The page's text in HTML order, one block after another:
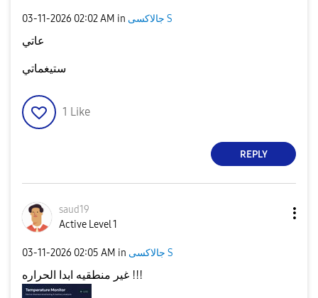
‎03-11-2026 02:02 AM in جالاكسى S
عاتي
ستيغماتي
1 Like
REPLY
saud19
Active Level 1
‎03-11-2026 02:05 AM in جالاكسى S
غير منطقيه ابدا الحراره !!!